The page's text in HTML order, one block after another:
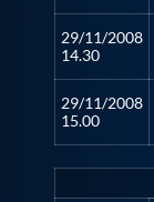
29/11/2008
14.30
29/11/2008
15.00